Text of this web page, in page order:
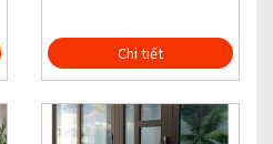
Chi tiết